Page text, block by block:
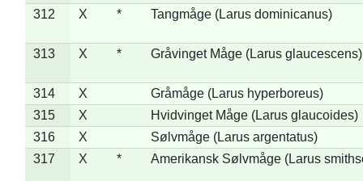
312
X * Tangmåge (Larus dominicanus)
313 X * Gråvinget Måge (Larus glaucescens)
314 X
Gråmåge (Larus hyperboreus)
315
X
Hvidvinget Måge (Larus glaucoides)
316
X
Sølvmåge (Larus argentatus)
317
X * Amerikansk Sølvmåge (Larus